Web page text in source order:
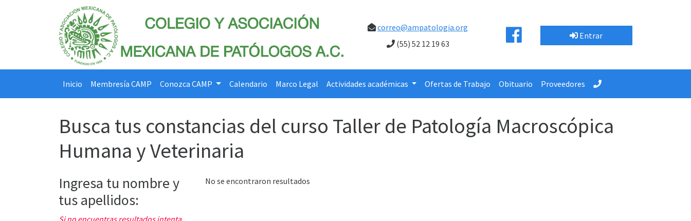
correo@ampatologia.org
(55) 52 12 19 63
Entrar
Inicio Membresía CAMP Conozca CAMP Calendario Marco Legal Actividades académicas Ofertas de Trabajo Obituario Proveedores
Busca tus constancias del curso Taller de Patología Macroscópica
Humana y Veterinaria
Ingresa tu nombre y
tus apellidos:
Si no encuentras resultados intenta
No se encontraron resultados